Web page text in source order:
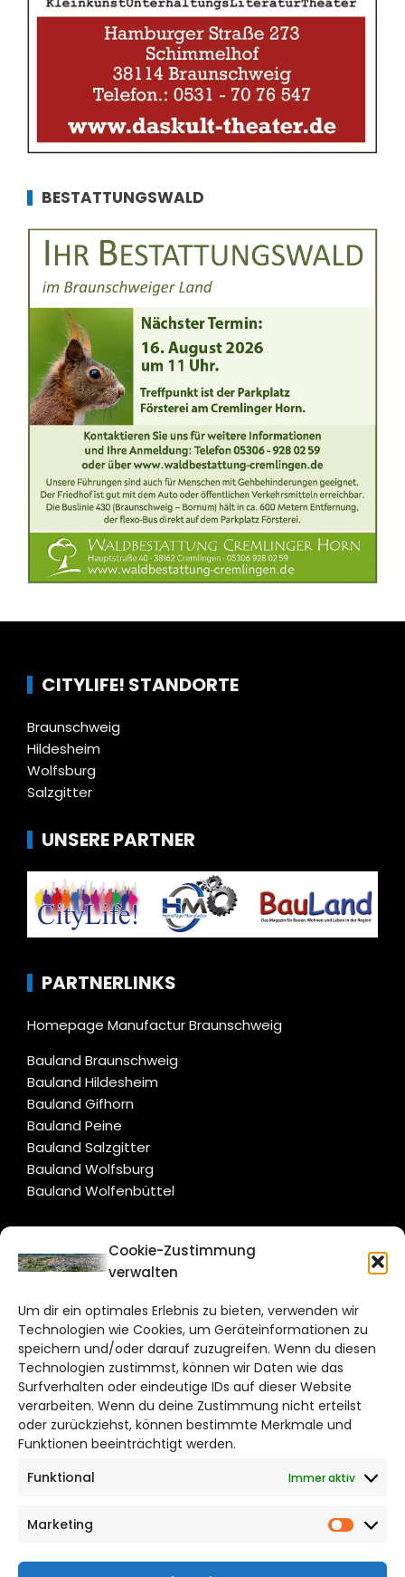
Cookie-Zustimmung
verwalten
Um dir ein optimales Erlebnis zu bieten, verwenden wir
Technologien wie Cookies, um Geräteinformationen zu
speichern und/oder darauf zuzugreifen. Wenn du diesen
Technologien zustimmst, können wir Daten wie das
Surfverhalten oder eindeutige IDs auf dieser Website
verarbeiten. Wenn du deine Zustimmung nicht erteilst
oder zurückziehst, können bestimmte Merkmale und
Funktionen beeinträchtigt werden.
Funktional
Immer aktiv
Marketing
BESTATTUNGSWALD
CITYLIFE! STANDORTE
Braunschweig
Hildesheim
Wolfsburg
Salzgitter
UNSERE PARTNER
PARTNERLINKS
Homepage Manufactur Braunschweig
Bauland Braunschweig
Bauland Hildesheim
Bauland Gifhorn
Bauland Peine
Bauland Salzgitter
Bauland Wolfsburg
Bauland Wolfenbüttel
CITYLIFE!
Bruchtorwall 12
38100 Braunschweig
Telefon: 0531 387220 – 65
DAS STADTMAGAZIN FÜR
BRAUNSCHWEIG
Impressum
Cookie Richtlinie